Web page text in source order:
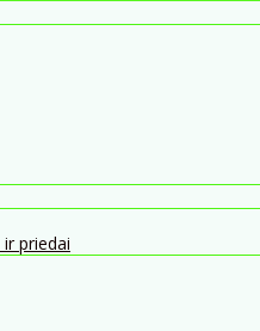
priedai